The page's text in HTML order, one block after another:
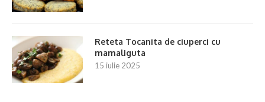
Reteta Tocanita de ciuperci cu
mamaliguta
15 iulie 2025